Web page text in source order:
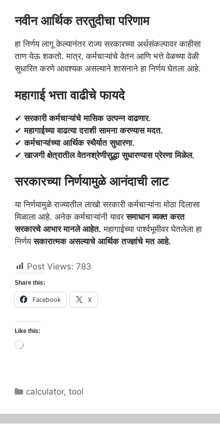
नवीन आर्थिक तरतुदीचा परिणाम
हा निर्णय लागू केल्यानंतर राज्य सरकारच्या अर्थसंकल्पावर काहीसा
ताण येऊ शकतो. मात्र, कर्मचाऱ्यांचे वेतन आणि भत्ते वेळच्या वेळी
सुधारित करणे आवश्यक असल्याने शासनाने हा निर्णय घेतला आहे.
महागाई भत्ता वाढीचे फायदे
✔सरकारी कर्मचाऱ्यांचे मासिक उत्पन्न वाढणार.
✔महागाईच्या वाढत्या दराशी सामना करण्यास मदत.
✔कर्मचाऱ्यांच्या आर्थिक स्थैर्यात सुधारणा.
✔खाजगी क्षेत्रातील वेतनश्रेणीसुद्धा सुधारण्यास प्रेरणा मिळेल.
सरकारच्या निर्णयामुळे आनंदाची लाट
या निर्णयामुळे राज्यातील लाखो सरकारी कर्मचाऱ्यांना मोठा दिलासा
मिळाला आहे. अनेक कर्मचाऱ्यांनी यावरसमाधान व्यक्त करत
सरकारचे आभार मानले आहेत. महागाईच्या पार्श्वभूमीवर घेतलेला हा
निर्णयसकारात्मक असल्याचे आर्थिक तज्ज्ञांचे मत आहे.
Post Views: 783
Share this:
Facebook X
Like this:
Loading…
Categories
calculator,tool